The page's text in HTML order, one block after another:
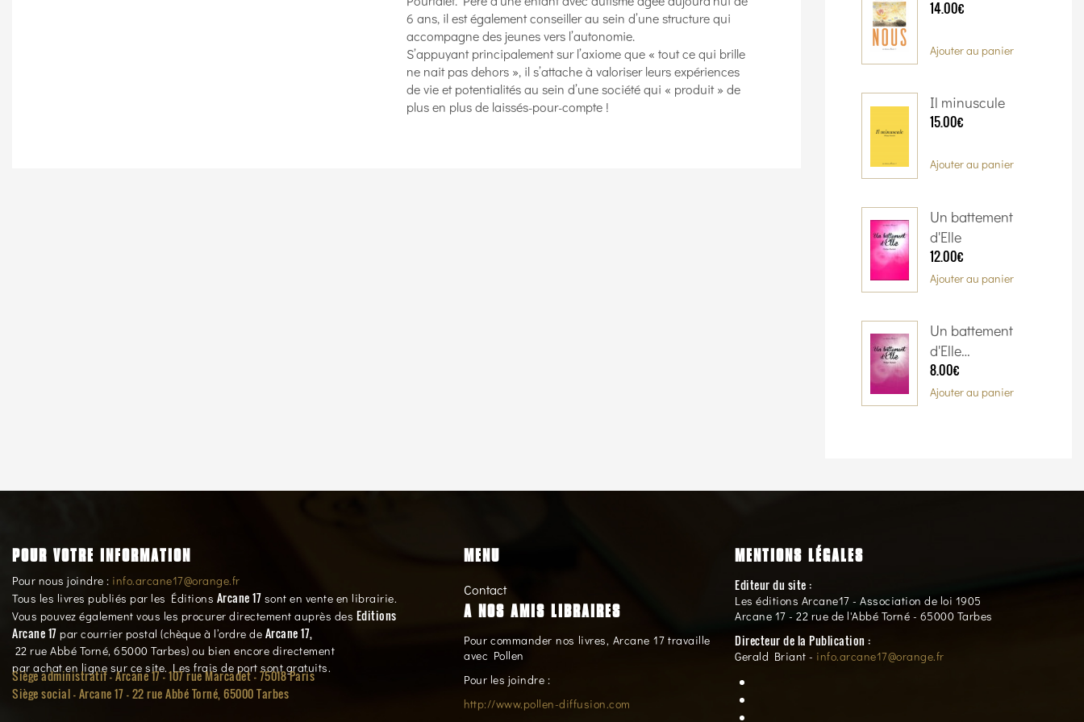
6 ans, il est également conseiller au sein d’une structure qui
accompagne des jeunes vers l’autonomie.
S’appuyant principalement sur l’axiome que « tout ce qui brille
ne nait pas dehors », il s’attache à valoriser leurs expériences
de vie et potentialités au sein d’une société qui « produit » de
plus en plus de laissés-pour-compte !
14.00€
Ajouter au panier
Il minuscule
15.00€
Ajouter au panier
Un battement
d'Elle
12.00€
Ajouter au panier
Un battement
d'Elle…
8.00€
Ajouter au panier
POUR VOTRE INFORMATION
Pour nous joindre : info.arcane17@orange.fr
Tous les livres publiés par les Éditions Arcane 17 sont en vente en librairie.
Vous pouvez également vous les procurer directement auprès des Editions
Arcane 17 par courrier postal (chèque à l’ordre de Arcane 17,
22 rue Abbé Torné, 65000 Tarbes) ou bien encore directement
par achat en ligne sur ce site. Les frais de port sont gratuits.
Siège administratif - Arcane 17 - 107 rue Marcadet - 75018 Paris
Siège social -Arcane 17 - 22 rue Abbé Torné, 65000 Tarbes
MENU
Contact
A NOS AMIS LIBRAIRES
Pour commander nos livres, Arcane 17 travaille
avec Pollen
Pour les joindre :
http://www.pollen-diffusion.com
MENTIONS LÉGALES
Editeur du site :
Les éditions Arcane17 - Association de loi 1905
Arcane 17 - 22 rue de l'Abbé Torné - 65000 Tarbes
Directeur de la Publication :
Gerald Briant - info.arcane17@orange.fr